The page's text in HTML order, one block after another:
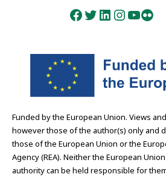
Facebook
Twitter
LinkedInFlickr
Funded by the European Union. Views
however those of the author(s) only and
those of the European Union or the
Agency (REA). Neither the European
authority can be held responsible for